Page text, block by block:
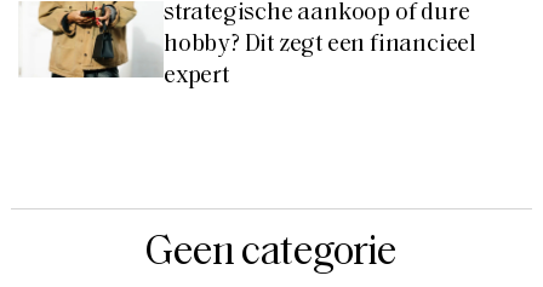
strategische aankoop of dure
hobby? Dit zegt een financieel
expert
Geen categorie